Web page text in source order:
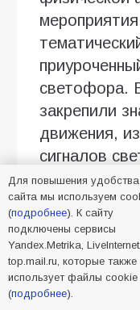
светофора.
закрепили
движения,
сигналов
безопасного
Для
информация
доступной,
что
донести
Для повышения удобства
сайта мы используем
(подробнее). К сайту
подключены сервисы
Yandex.Metrika, LiveInternet,
top.mail.ru, которые также
использует файлы cookie
(подробнее).